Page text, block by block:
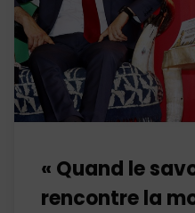
« Quand le
rencontre la